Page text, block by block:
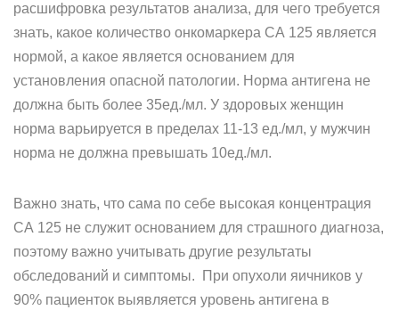
расшифровка результатов анализа, для чего требуется
знать, какое количество онкомаркера СА 125 является
нормой, а какое является основанием для
установления опасной патологии. Норма антигена не
должна быть более 35ед./мл. У здоровых женщин
норма варьируется в пределах 11-13 ед./мл, у мужчин
норма не должна превышать 10ед./мл.
Важно знать, что сама по себе высокая концентрация
СА 125 не служит основанием для страшного диагноза,
поэтому важно учитывать другие результаты
обследований и симптомы. При опухоли яичников у
90% пациенток выявляется уровень антигена в